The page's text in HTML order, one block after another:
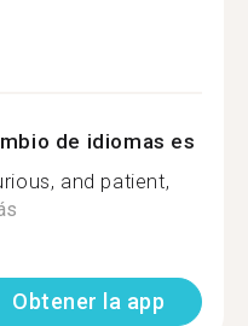
de idiomas es
and patient,
Obtener la app